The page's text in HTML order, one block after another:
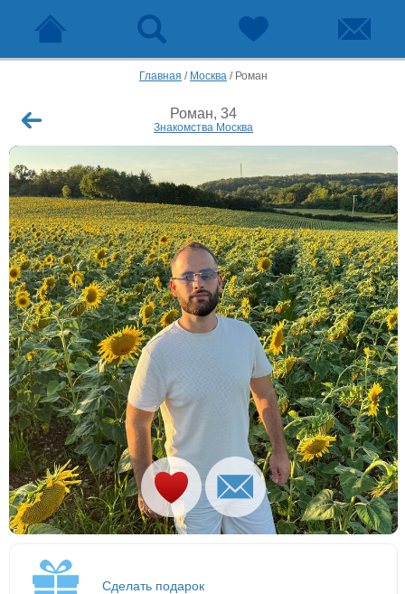
Главная / Москва / Роман
Роман, 34
Знакомства Москва
Сделать подарок